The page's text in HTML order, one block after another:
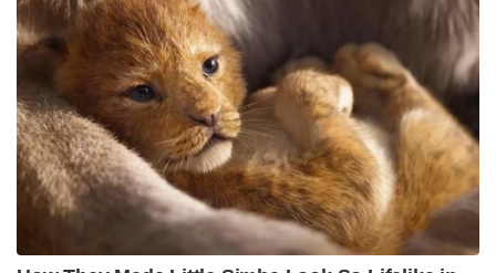
Tags: iran Strait of Hormuz
us attack in bandar abbas
us centcom